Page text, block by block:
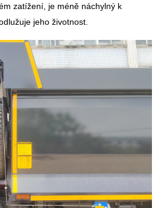
zatížení, je méně náchylný k
jeho životnost.